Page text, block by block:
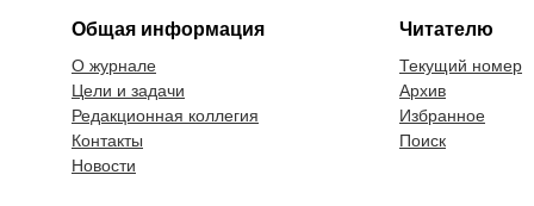
Общая информация
О журнале
Цели и задачи
Редакционная коллегия
Контакты
Новости
Читателю
Текущий номер
Архив
Избранное
Поиск